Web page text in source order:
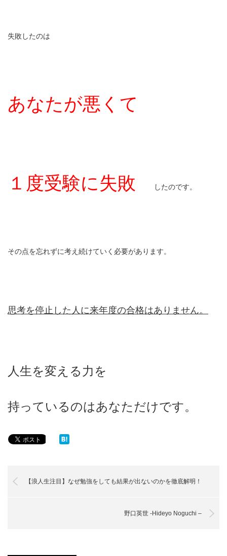
失敗したのは
あなたが悪くて
１度受験に失敗 したのです。
その点を忘れずに考え続けていく必要があります。
思考を停止した人に来年度の合格はありません。
人生を変える力を
持っているのはあなただけです。
【浪人生注目】なぜ勉強をしても結果が出ないのかを徹底解明！
野口英世 -Hideyo Noguchi –